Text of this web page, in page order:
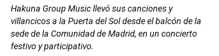
Hakuna Group Music llevó sus canciones y
villancicos a la Puerta del Sol desde el balcón de la
sede de la Comunidad de Madrid, en un concierto
festivo y participativo.